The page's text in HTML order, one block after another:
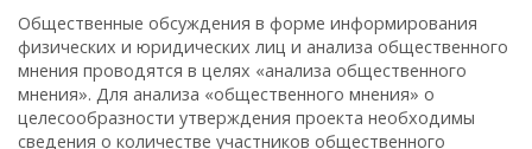
Общественные обсуждения в форме информирования
физических и юридических лиц и анализа общественного
мнения проводятся в целях «анализа общественного
мнения». Для анализа «общественного мнения» о
целесообразности утверждения проекта необходимы
сведения о количестве участников общественного